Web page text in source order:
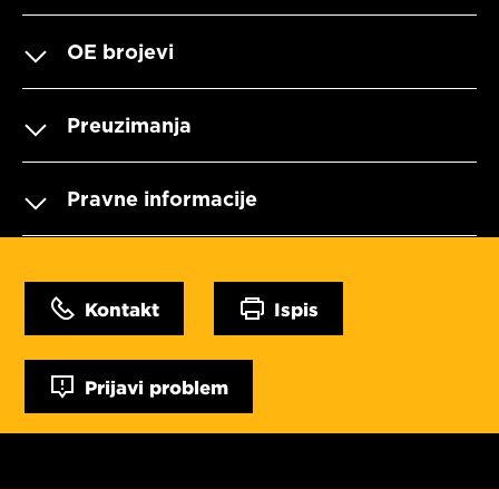
OE brojevi
Preuzimanja
Pravne informacije
Kontakt Ispis
Prijavi problem